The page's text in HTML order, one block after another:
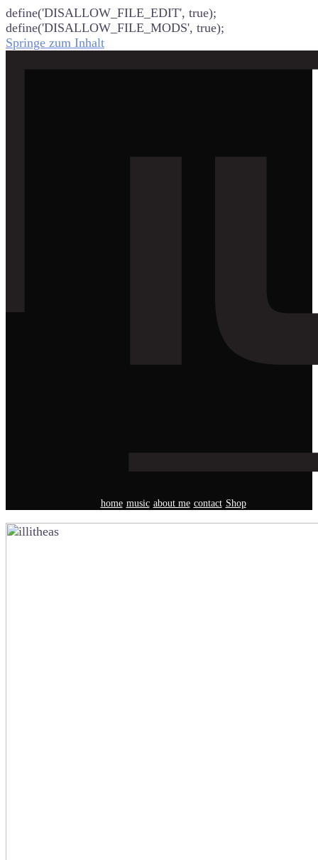
define('DISALLOW_FILE_EDIT', true);
define('DISALLOW_FILE_MODS', true);
Springe zum Inhalt
home music about me contact Shop